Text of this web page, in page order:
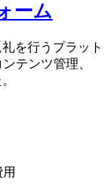
ーム
を行うプラット
テンツ管理、